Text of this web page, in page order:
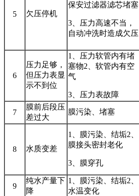
5 欠压停机
保安过滤器滤芯堵塞
3、压力高速不当，
自动冲洗时造成欠压
6
压力足够，
但压力表显
示不到位
1、压力软管内有堵
塞物2、软管内有空
气
3、压力表故障
7
膜前后段压
差过大
膜污染、堵塞
8 水质变差
1、膜污染、结垢2、
膜接头密封老化
3、膜穿孔
9
纯水产量下
降
1、膜污染、结垢2、
水温变化